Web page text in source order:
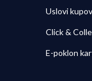
Uslovi
Click &
E-poklon